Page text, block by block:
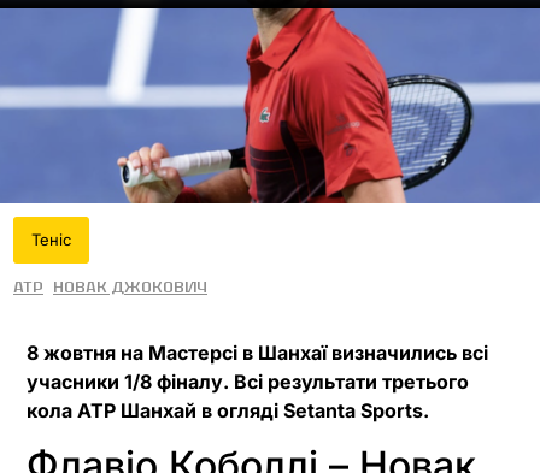
Теніс
ATP Новак Джокович
8 жовтня на Мастерсі в Шанхаї визначились всі
учасники 1/8 фіналу. Всі результати третього
кола ATP Шанхай в огляді Setanta Sports.